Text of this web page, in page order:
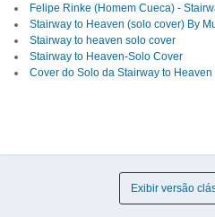
Felipe Rinke (Homem Cueca) -
Stairway to Heaven (solo cover) By
Stairway to heaven solo cover
Stairway to Heaven-Solo Cover
Cover do Solo da Stairway to Heaven
Exibir versão